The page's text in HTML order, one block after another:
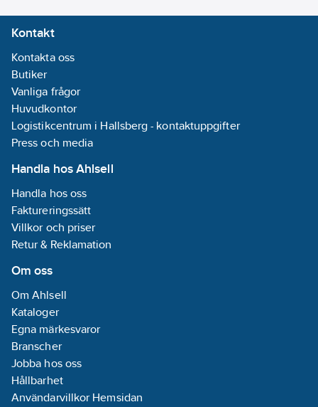
Kontakt
Kontakta oss
Butiker
Vanliga frågor
Huvudkontor
Logistikcentrum i Hallsberg - kontaktuppgifter
Press och media
Handla hos Ahlsell
Handla hos oss
Faktureringssätt
Villkor och priser
Retur & Reklamation
Om oss
Om Ahlsell
Kataloger
Egna märkesvaror
Branscher
Jobba hos oss
Hållbarhet
Användarvillkor Hemsidan